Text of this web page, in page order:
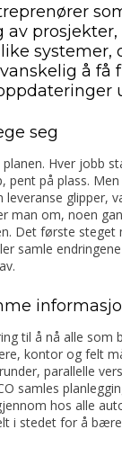
systemer,
å få
seg
Hver jobb
pent på plass.
leveranse glipper,
man om, noen
Det første
samle
til å nå alle som
kontor og felt
parallelle
samles
hos alle
i stedet for å